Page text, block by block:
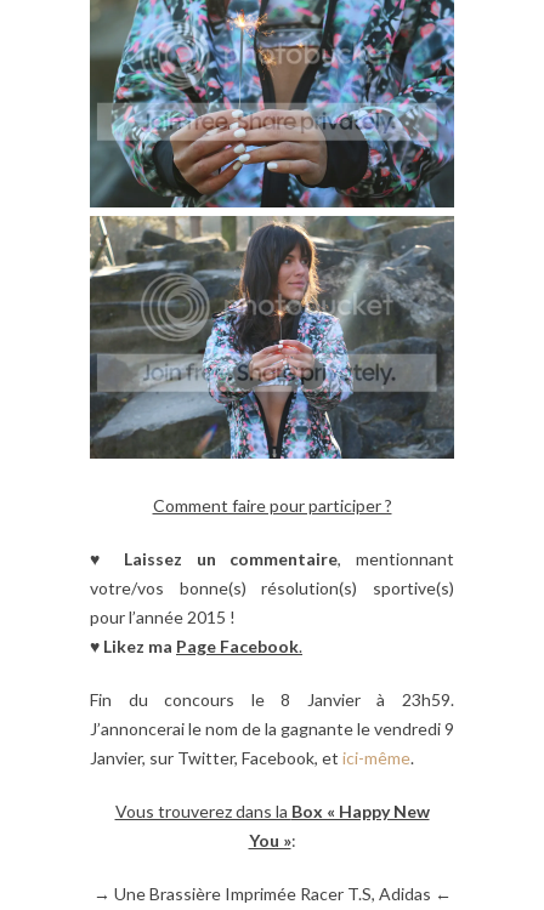
Comment faire pour participer ?
♥ Laissez un commentaire, mentionnant
votre/vos bonne(s) résolution(s) sportive(s)
pour l’année 2015 !
♥ Likez ma Page Facebook.
Fin du concours le 8 Janvier à 23h59.
J’annoncerai le nom de la gagnante le vendredi 9
Janvier, sur Twitter, Facebook, et ici-même.
Vous trouverez dans la Box « Happy New
You »:
→ Une Brassière Imprimée Racer T.S, Adidas ←